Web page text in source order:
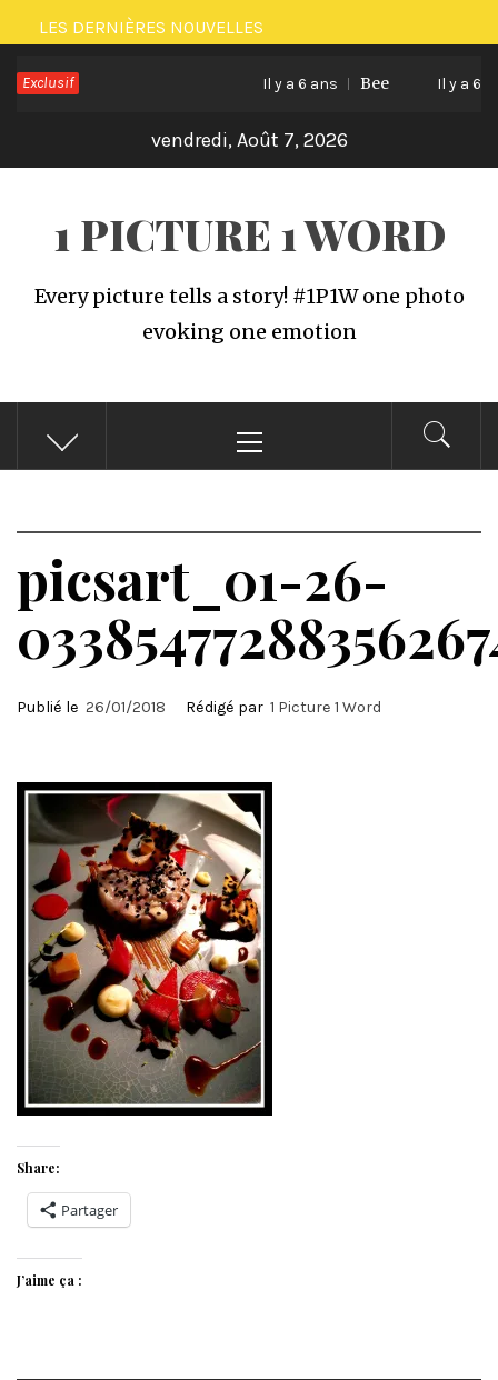
Passer
au
contenu
LES DERNIÈRES NOUVELLES
Exclusif Il y a 6 ans Bee Il y a 6
vendredi, Août 7, 2026
1 PICTURE 1 WORD
Every picture tells a story! #1P1W one photo
evoking one emotion
principal
picsart_01-26-
Publié le 26/01/2018 Rédigé par 1 Picture 1 Word
Share:
Partager
J’aime ça :